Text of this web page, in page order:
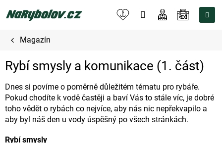
na
NÁKUPNÍ
Magazín
Rybí smysly a komunikace (1. část)
Dnes si povíme o poměrně důležitém tématu pro rybáře.
Pokud chodíte k vodě častěji a baví Vás to stále víc, je dobré
toho vědět o rybách co nejvíce, aby nás nic nepřekvapilo a
aby byl náš den u vody úspěšný po všech stránkách.
Rybí smysly